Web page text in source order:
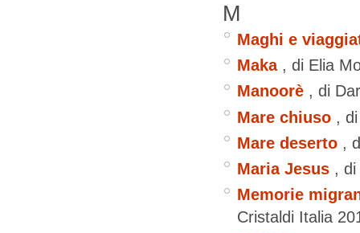
M
Maghi e
Maka , di Elia
Manoorè , di
Mare chiuso ,
Mare deserto ,
Maria Jesus ,
Memorie
Cristaldi Italia